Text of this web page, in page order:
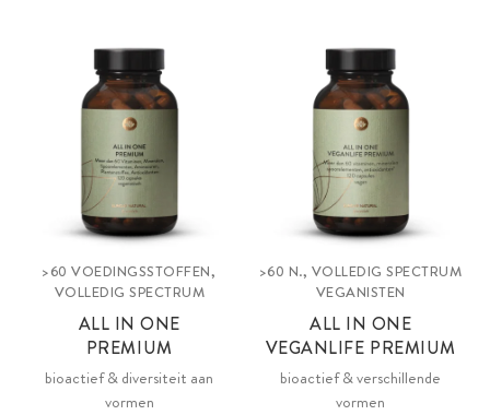
>60 VOEDINGSSTOFFEN,
VOLLEDIG SPECTRUM
ALL IN ONE
PREMIUM
bioactief & diversiteit aan
vormen
>60 N., VOLLEDIG SPECTRUM
VEGANISTEN
ALL IN ONE
VEGANLIFE PREMIUM
bioactief & verschillende
vormen